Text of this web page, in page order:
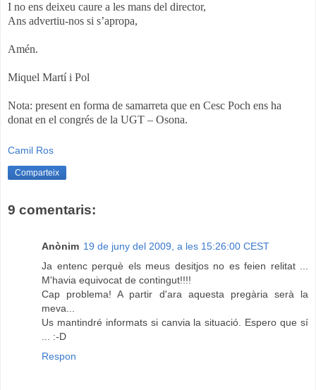
I no ens deixeu caure a les mans del director,
Ans advertiu-nos si s’apropa,
Amén.
Miquel Martí i Pol
Nota: present en forma de samarreta que en Cesc Poch ens ha
donat en el congrés de la UGT – Osona.
Camil Ros
Comparteix
9 comentaris:
Anònim 19 de juny del 2009, a les 15:26:00 CEST
Ja entenc perquè els meus desitjos no es feien relitat ...
M'havia equivocat de contingut!!!!
Cap problema! A partir d'ara aquesta pregària serà la
meva...
Us mantindré informats si canvia la situació. Espero que sí
... :-D
Respon